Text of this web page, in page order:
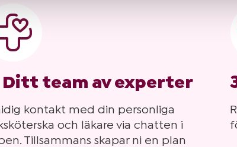
Ditt team av experter
kontakt med din personliga
och läkare via chatten i
Tillsammans skapar ni en plan